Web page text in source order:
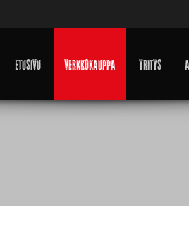
Etusivu Verkkokauppa Yritys